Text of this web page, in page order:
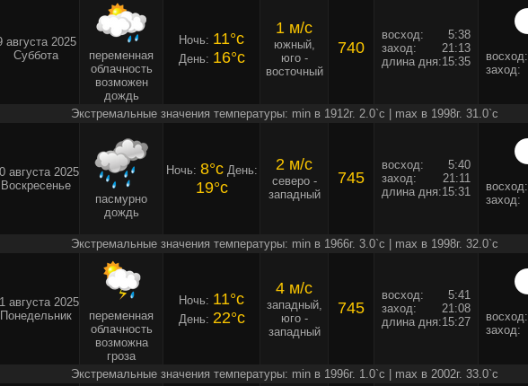
августа 2025
Суббота
переменная
облачность
возможен
дождь
Ночь: 11°c
День: 16°c
1 м/c
южный,
юго -
восточный
740
восход:
5:38
заход:
21:13
длина дня:15:35 восход:
заход:
Экстремальные значения температуры: min в 1912г. 2.0`c | max в 1998г. 31.0`c
августа 2025
Воскресенье
пасмурно
дождь
Ночь: 8°cДень:
19°c
2 м/c
северо -
западный
745
восход:
5:40
заход:
21:11
длина дня:15:31 восход:
заход:
Экстремальные значения температуры: min в 1966г. 3.0`c | max в 1998г. 32.0`c
августа 2025
Понедельник
переменная
облачность
возможна
гроза
Ночь: 11°c
День: 22°c
4 м/c
западный,
юго -
западный
745
восход:
5:41
заход:
21:08
длина дня:15:27 восход:
заход:
Экстремальные значения температуры: min в 1996г. 1.0`c | max в 2002г. 33.0`c